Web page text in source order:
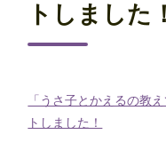
トしました！
「うさ子とかえるの教
トしました！